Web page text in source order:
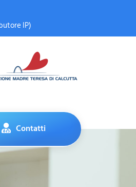
IP)
Contatti